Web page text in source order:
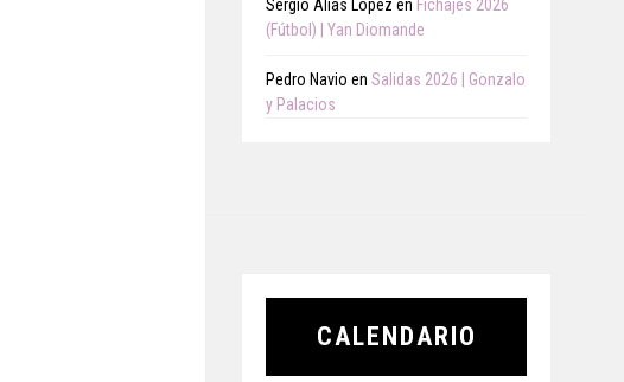
Sergio Alias López en Fichajes 2026
(Fútbol) | Yan Diomande
Pedro Navio en Salidas 2026 | Gonzalo
y Palacios
CALENDARIO